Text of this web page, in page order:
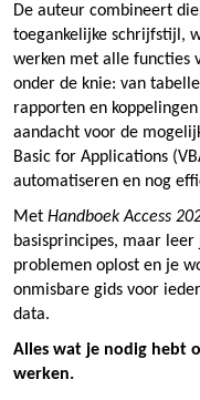
De auteur combineert
toegankelijke schrijfstijl,
werken met alle functies
onder de knie: van
rapporten en
aandacht voor de
Basic for Applications
automatiseren en nog
Met Handboek Access
basisprincipes, maar
problemen oplost en je
onmisbare gids voor
data.
Alles wat je nodig hebt
werken.